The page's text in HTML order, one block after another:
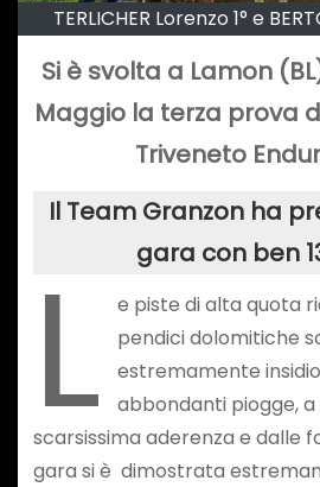
TERLICHER Lorenzo 1° e
Si è svolta a Lamon
Maggio la terza prova
Triveneto
Il Team Granzon ha
gara con ben
L
e piste di alta quota
pendici dolomitiche
estremamente
abbondanti piogge, a
scarsissima aderenza e dalle
gara si è dimostrata